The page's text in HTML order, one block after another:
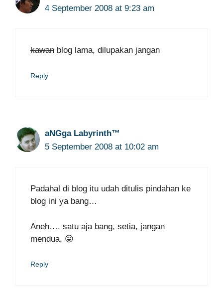
4 September 2008 at 9:23 am
kawan blog lama, dilupakan jangan
Reply
aNGga Labyrinth™
5 September 2008 at 10:02 am
Padahal di blog itu udah ditulis pindahan ke
blog ini ya bang…
Aneh…. satu aja bang, setia, jangan
mendua, 😛
Reply